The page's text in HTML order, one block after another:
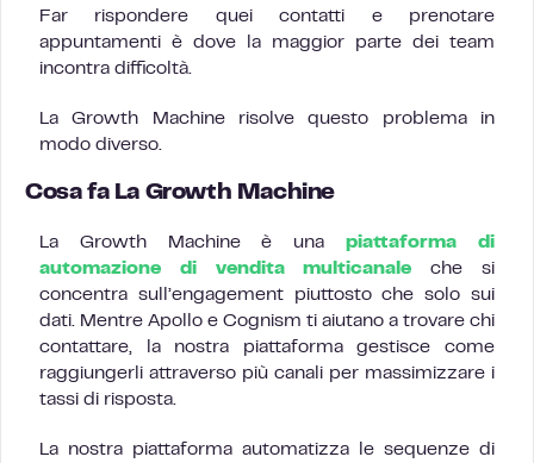
Far rispondere quei contatti e prenotare
appuntamenti è dove la maggior parte dei team
incontra difficoltà.
La Growth Machine risolve questo problema in
modo diverso.
Cosa fa La Growth Machine
La Growth Machine è unapiattaforma di
automazione di vendita multicanale che si
concentra sull’engagement piuttosto che solo sui
dati. Mentre Apollo e Cognism ti aiutano a trovare chi
contattare, la nostra piattaforma gestisce come
raggiungerli attraverso più canali per massimizzare i
tassi di risposta.
La nostra piattaforma automatizza le sequenze di